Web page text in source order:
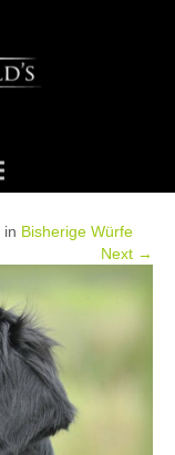
in Bisherige Würfe
Next →